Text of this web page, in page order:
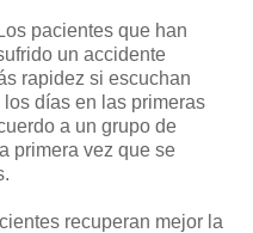
Los pacientes que han
un accidente
rapidez si escuchan
días en las primeras
a un grupo de
primera vez que se
recuperan mejor la